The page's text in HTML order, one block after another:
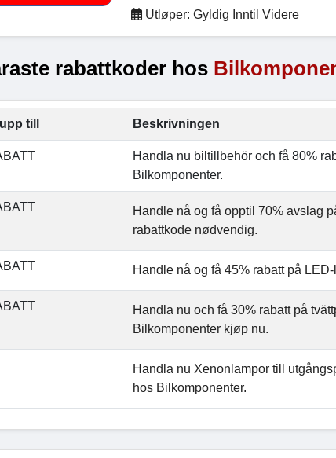
Utløper: Gyldig Inntil Videre
rabattkoder hos
till Beskrivningen
Handla nu biltillbehör och få 80%
Bilkomponenter.
Handle nå og få opptil 70% avslag
rabattkode nødvendig.
Handle nå og få 45% rabatt på
Handla nu och få 30% rabatt på
Bilkomponenter kjøp nu.
Handla nu Xenonlampor till
hos Bilkomponenter.